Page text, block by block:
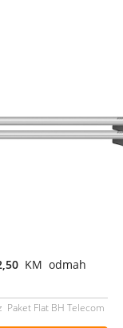
KM odmah
Paket Flat BH Telecom